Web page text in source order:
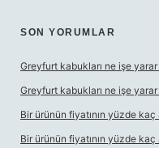
SON YORUMLAR
Greyfurt kabukları ne işe yarar
Greyfurt kabukları ne işe yarar
Bir ürünün fiyatının yüzde kaç
Bir ürünün fiyatının yüzde kaç